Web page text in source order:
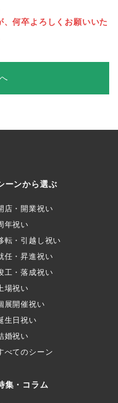
何卒よろしくお願いいた
ーンから選ぶ
店・開業祝い
年祝い
転・引越し祝い
任・昇進祝い
工・落成祝い
上場祝い
展開催祝い
生日祝い
婚祝い
べてのシーン
集・コラム